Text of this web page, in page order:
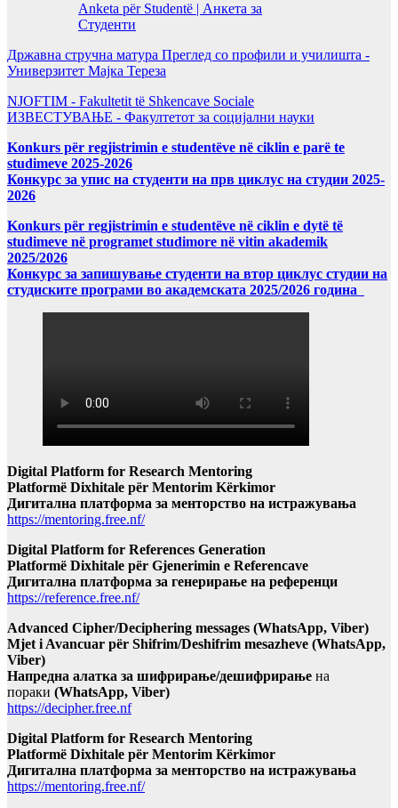
Anketa për Studentë | Анкета за
Студенти
Државна стручна матура Преглед со профили и училишта -
Универзитет Мајка Тереза
NJOFTIM - Fakultetit të Shkencave Sociale
ИЗВЕСТУВАЊЕ - Факултетот за социјални науки
Konkurs për regjistrimin e studentëve në ciklin e parë te
studimeve 2025-2026
Конкурс за упис на студенти на прв циклус на студии 2025-
2026
Konkurs për regjistrimin e studentëve në ciklin e dytë të
studimeve në programet studimore në vitin akademik
2025/2026
Конкурс за запишување студенти на втор циклус студии на
студиските програми во академската 2025/2026 година
Digital Platform for Research Mentoring
Platformë Dixhitale për Mentorim Kërkimor
Дигитална платформа за менторство на истражувања
https://mentoring.free.nf/
Digital Platform for References Generation
Platformë Dixhitale për Gjenerimin e Referencave
Дигитална платформа за генерирање на референци
https://reference.free.nf/
Advanced Cipher/Deciphering messages (WhatsApp, Viber)
Mjet i Avancuar për Shifrim/Deshifrim mesazheve (WhatsApp,
Viber)
Напредна алатка за шифрирање/дешифрирање на
пораки (WhatsApp, Viber)
https://decipher.free.nf
Digital Platform for Research Mentoring
Platformë Dixhitale për Mentorim Kërkimor
Дигитална платформа за менторство на истражувања
https://mentoring.free.nf/